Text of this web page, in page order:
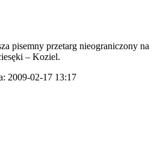
pisemny przetarg nieograniczony na
– Koziel.
2009-02-17 13:17